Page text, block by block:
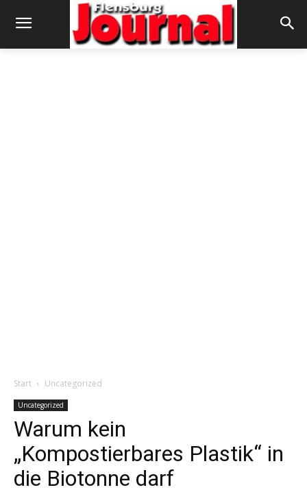
Start Uncategorized
Uncategorized
Warum kein
„Kompostierbares Plastik“ in
die Biotonne darf